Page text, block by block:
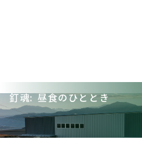
釘魂: 昼食のひととき